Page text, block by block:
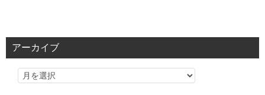
アーカイブ